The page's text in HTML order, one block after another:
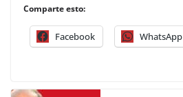
Comparte esto:
Facebook WhatsApp